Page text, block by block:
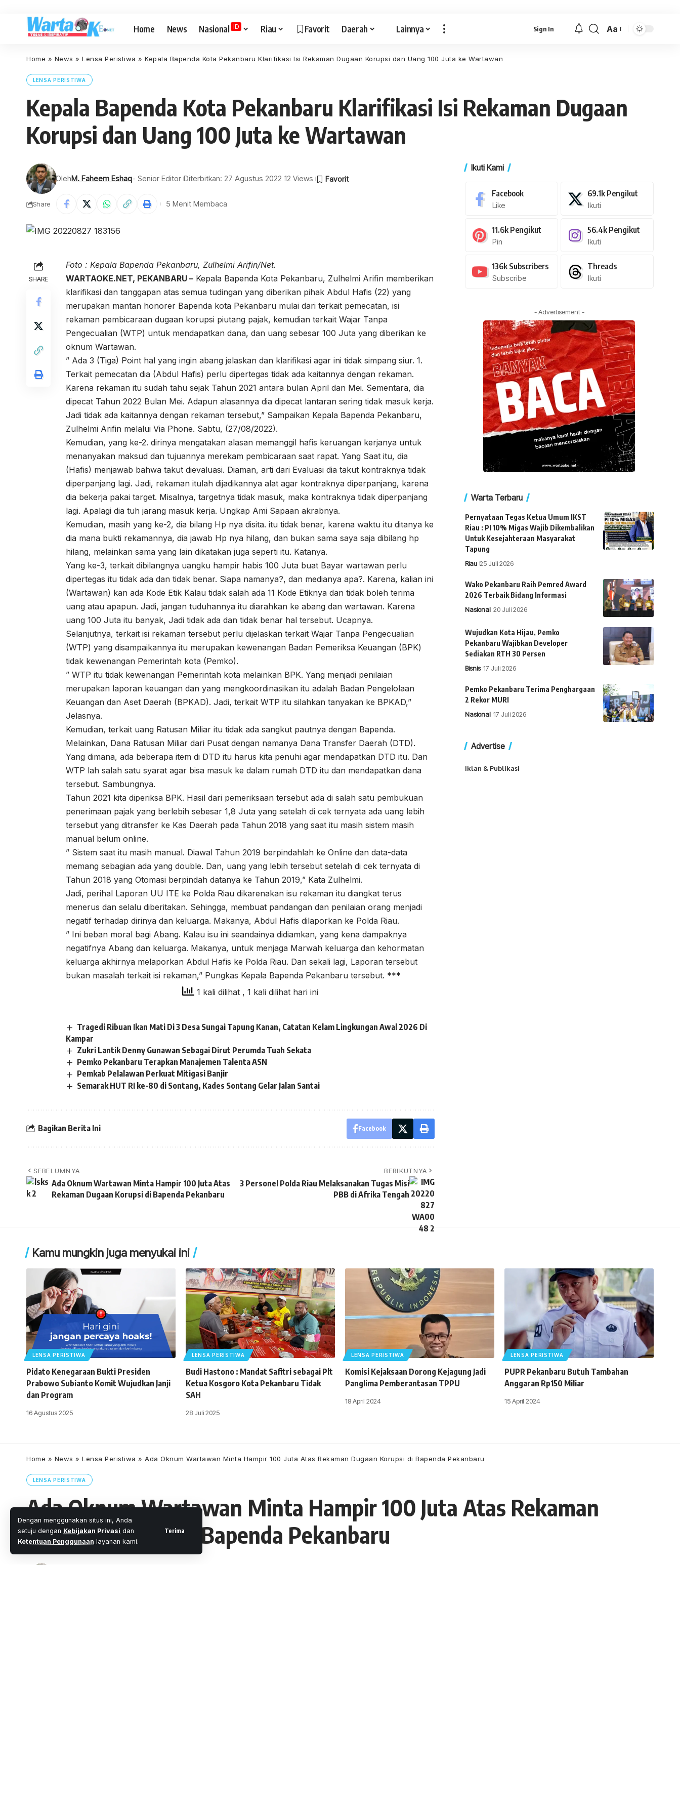
Dengan menggunakan situs ini, Anda
setuju dengan Kebijakan Privasi dan
Ketentuan Penggunaan layanan kami.
Terima
Home News Nasional ID Riau Favorit Daerah Lainnya Sign In
Font
Aa
Home » News » Lensa Peristiwa » Kepala Bapenda Kota Pekanbaru Klarifikasi Isi Rekaman Dugaan Korupsi dan Uang 100 Juta ke Wartawan
LENSA PERISTIWA
Kepala Bapenda Kota Pekanbaru Klarifikasi Isi Rekaman Dugaan
Korupsi dan Uang 100 Juta ke Wartawan
OlehM. Faheem Eshaq- Senior Editor Diterbitkan: 27 Agustus 2022 12 Views
Share 5 Menit Membaca
SHARE
Foto : Kepala Bapenda Pekanbaru, Zulhelmi Arifin/Net.
WARTAOKE.NET, PEKANBARU – Kepala Bapenda Kota Pekanbaru, Zulhelmi Arifin memberikan
klarifikasi dan tanggapan atas semua tudingan yang diberikan pihak Abdul Hafis (22) yang
merupakan mantan honorer Bapenda kota Pekanbaru mulai dari terkait pemecatan, isi
rekaman pembicaraan dugaan korupsi piutang pajak, kemudian terkait Wajar Tanpa
Pengecualian (WTP) untuk mendapatkan dana, dan uang sebesar 100 Juta yang diberikan ke
oknum Wartawan.
” Ada 3 (Tiga) Point hal yang ingin abang jelaskan dan klarifikasi agar ini tidak simpang siur. 1.
Terkait pemecatan dia (Abdul Hafis) perlu dipertegas tidak ada kaitannya dengan rekaman.
Karena rekaman itu sudah tahu sejak Tahun 2021 antara bulan April dan Mei. Sementara, dia
dipecat Tahun 2022 Bulan Mei. Adapun alasannya dia dipecat lantaran sering tidak masuk kerja.
Jadi tidak ada kaitannya dengan rekaman tersebut,” Sampaikan Kepala Bapenda Pekanbaru,
Zulhelmi Arifin melalui Via Phone. Sabtu, (27/08/2022).
Kemudian, yang ke-2. dirinya mengatakan alasan memanggil hafis keruangan kerjanya untuk
menanyakan maksud dan tujuannya merekam pembicaraan saat rapat. Yang Saat itu, dia
(Hafis) menjawab bahwa takut dievaluasi. Diaman, arti dari Evaluasi dia takut kontraknya tidak
diperpanjang lagi. Jadi, rekaman itulah dijadikannya alat agar kontraknya diperpanjang, karena
dia bekerja pakai target. Misalnya, targetnya tidak masuk, maka kontraknya tidak diperpanjang
lagi. Apalagi dia tuh jarang masuk kerja. Ungkap Ami Sapaan akrabnya.
Kemudian, masih yang ke-2, dia bilang Hp nya disita. itu tidak benar, karena waktu itu ditanya ke
dia mana bukti rekamannya, dia jawab Hp nya hilang, dan bukan sama saya saja dibilang hp
hilang, melainkan sama yang lain dikatakan juga seperti itu. Katanya.
Yang ke-3, terkait dibilangnya uangku hampir habis 100 Juta buat Bayar wartawan perlu
dipertegas itu tidak ada dan tidak benar. Siapa namanya?, dan medianya apa?. Karena, kalian ini
(Wartawan) kan ada Kode Etik Kalau tidak salah ada 11 Kode Etiknya dan tidak boleh terima
uang atau apapun. Jadi, jangan tuduhannya itu diarahkan ke abang dan wartawan. Karena
uang 100 Juta itu banyak, Jadi tidak ada dan tidak benar hal tersebut. Ucapnya.
Selanjutnya, terkait isi rekaman tersebut perlu dijelaskan terkait Wajar Tanpa Pengecualian
(WTP) yang disampaikannya itu merupakan kewenangan Badan Pemeriksa Keuangan (BPK)
tidak kewenangan Pemerintah kota (Pemko).
” WTP itu tidak kewenangan Pemerintah kota melainkan BPK. Yang menjadi penilaian
merupakan laporan keuangan dan yang mengkoordinasikan itu adalah Badan Pengelolaan
Keuangan dan Aset Daerah (BPKAD). Jadi, terkait WTP itu silahkan tanyakan ke BPKAD,”
Jelasnya.
Kemudian, terkait uang Ratusan Miliar itu tidak ada sangkut pautnya dengan Bapenda.
Melainkan, Dana Ratusan Miliar dari Pusat dengan namanya Dana Transfer Daerah (DTD).
Yang dimana, ada beberapa item di DTD itu harus kita penuhi agar mendapatkan DTD itu. Dan
WTP lah salah satu syarat agar bisa masuk ke dalam rumah DTD itu dan mendapatkan dana
tersebut. Sambungnya.
Tahun 2021 kita diperiksa BPK. Hasil dari pemeriksaan tersebut ada di salah satu pembukuan
penerimaan pajak yang berlebih sebesar 1,8 Juta yang setelah di cek ternyata ada uang lebih
tersebut yang ditransfer ke Kas Daerah pada Tahun 2018 yang saat itu masih sistem masih
manual belum online.
” Sistem saat itu masih manual. Diawal Tahun 2019 berpindahlah ke Online dan data-data
memang sebagian ada yang double. Dan, uang yang lebih tersebut setelah di cek ternyata di
Tahun 2018 yang Otomasi berpindah datanya ke Tahun 2019,” Kata Zulhelmi.
Jadi, perihal Laporan UU ITE ke Polda Riau dikarenakan isu rekaman itu diangkat terus
menerus dan selalu diberitakan. Sehingga, membuat pandangan dan penilaian orang menjadi
negatif terhadap dirinya dan keluarga. Makanya, Abdul Hafis dilaporkan ke Polda Riau.
” Ini beban moral bagi Abang. Kalau isu ini seandainya didiamkan, yang kena dampaknya
negatifnya Abang dan keluarga. Makanya, untuk menjaga Marwah keluarga dan kehormatan
keluarga akhirnya melaporkan Abdul Hafis ke Polda Riau. Dan sekali lagi, Laporan tersebut
bukan masalah terkait isi rekaman,” Pungkas Kepala Bapenda Pekanbaru tersebut. ***
1 kali dilihat , 1 kali dilihat hari ini
Tragedi Ribuan Ikan Mati Di 3 Desa Sungai Tapung Kanan, Catatan Kelam Lingkungan Awal 2026 Di
Kampar
Zukri Lantik Denny Gunawan Sebagai Dirut Perumda Tuah Sekata
Pemko Pekanbaru Terapkan Manajemen Talenta ASN
Pemkab Pelalawan Perkuat Mitigasi Banjir
Semarak HUT RI ke-80 di Sontang, Kades Sontang Gelar Jalan Santai
Bagikan Berita Ini Facebook
SEBELUMNYA
Ada Oknum Wartawan Minta Hampir 100 Juta Atas
Rekaman Dugaan Korupsi di Bapenda Pekanbaru
BERIKUTNYA
3 Personel Polda Riau Melaksanakan Tugas Misi
PBB di Afrika Tengah
Ikuti Kami
Facebook
Like
69.1k Pengikut
Ikuti
11.6k Pengikut
Pin
56.4k Pengikut
Ikuti
136k Subscribers
Subscribe
Threads
Ikuti
- Advertisement -
Warta Terbaru
Pernyataan Tegas Ketua Umum IKST
Riau : PI 10% Migas Wajib Dikembalikan
Untuk Kesejahteraan Masyarakat
Tapung
Riau 25 Juli 2026
Wako Pekanbaru Raih Pemred Award
2026 Terbaik Bidang Informasi
Nasional 20 Juli 2026
Wujudkan Kota Hijau, Pemko
Pekanbaru Wajibkan Developer
Sediakan RTH 30 Persen
Bisnis 17 Juli 2026
Pemko Pekanbaru Terima Penghargaan
2 Rekor MURI
Nasional 17 Juli 2026
Advertise
Iklan & Publikasi
Kamu mungkin juga menyukai ini
LENSA PERISTIWA
Pidato Kenegaraan Bukti Presiden
Prabowo Subianto Komit Wujudkan Janji
dan Program
16 Agustus 2025
LENSA PERISTIWA
Budi Hastono : Mandat Safitri sebagai Plt
Ketua Kosgoro Kota Pekanbaru Tidak
SAH
28 Juli 2025
LENSA PERISTIWA
Komisi Kejaksaan Dorong Kejagung Jadi
Panglima Pemberantasan TPPU
18 April 2024
LENSA PERISTIWA
PUPR Pekanbaru Butuh Tambahan
Anggaran Rp150 Miliar
15 April 2024
Home » News » Lensa Peristiwa » Ada Oknum Wartawan Minta Hampir 100 Juta Atas Rekaman Dugaan Korupsi di Bapenda Pekanbaru
LENSA PERISTIWA
Ada Oknum Wartawan Minta Hampir 100 Juta Atas Rekaman
Dugaan Korupsi di Bapenda Pekanbaru